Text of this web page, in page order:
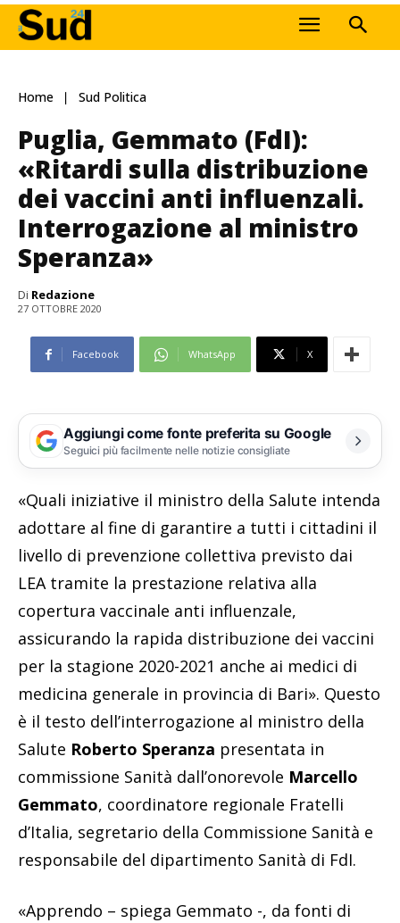
Home Sud Politica
Puglia, Gemmato (FdI):
«Ritardi sulla distribuzione
dei vaccini anti influenzali.
Interrogazione al ministro
Speranza»
Di Redazione
27 OTTOBRE 2020
Facebook WhatsApp X
Aggiungi come fonte preferita su Google
Seguici più facilmente nelle notizie consigliate
«Quali iniziative il ministro della Salute intenda
adottare al fine di garantire a tutti i cittadini il
livello di prevenzione collettiva previsto dai
LEA tramite la prestazione relativa alla
copertura vaccinale anti influenzale,
assicurando la rapida distribuzione dei vaccini
per la stagione 2020-2021 anche ai medici di
medicina generale in provincia di Bari». Questo
è il testo dell’interrogazione al ministro della
Salute Roberto Speranza presentata in
commissione Sanità dall’onorevole Marcello
Gemmato, coordinatore regionale Fratelli
d’Italia, segretario della Commissione Sanità e
responsabile del dipartimento Sanità di FdI.
«Apprendo – spiega Gemmato -, da fonti di